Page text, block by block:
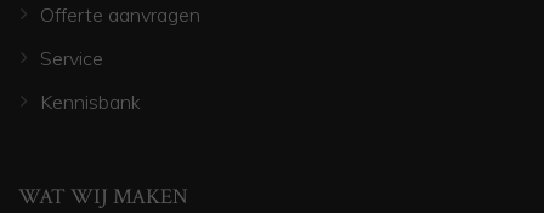
Offerte aanvragen
Service
Kennisbank
WAT WIJ MAKEN